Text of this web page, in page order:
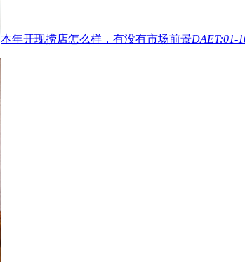
本年开现捞店怎么样，有没有市场前景DAET:01-